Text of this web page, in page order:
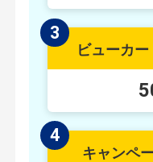
3
ビューカ
4
キャンペ